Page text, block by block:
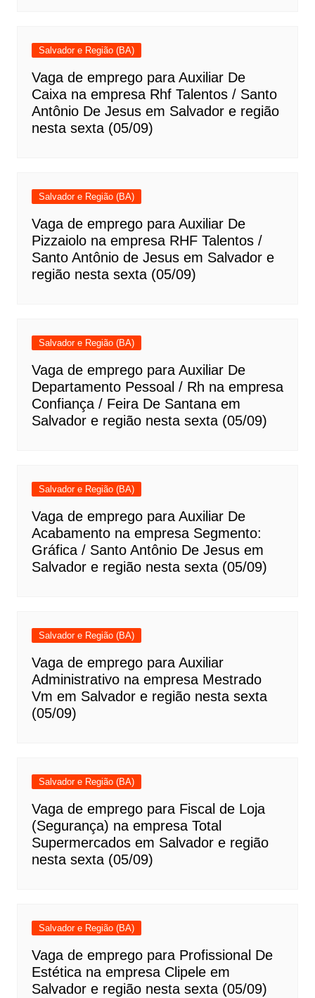
Salvador e Região (BA)
Vaga de emprego para Auxiliar De
Caixa na empresa Rhf Talentos / Santo
Antônio De Jesus em Salvador e região
nesta sexta (05/09)
Salvador e Região (BA)
Vaga de emprego para Auxiliar De
Pizzaiolo na empresa RHF Talentos /
Santo Antônio de Jesus em Salvador e
região nesta sexta (05/09)
Salvador e Região (BA)
Vaga de emprego para Auxiliar De
Departamento Pessoal / Rh na empresa
Confiança / Feira De Santana em
Salvador e região nesta sexta (05/09)
Salvador e Região (BA)
Vaga de emprego para Auxiliar De
Acabamento na empresa Segmento:
Gráfica / Santo Antônio De Jesus em
Salvador e região nesta sexta (05/09)
Salvador e Região (BA)
Vaga de emprego para Auxiliar
Administrativo na empresa Mestrado
Vm em Salvador e região nesta sexta
(05/09)
Salvador e Região (BA)
Vaga de emprego para Fiscal de Loja
(Segurança) na empresa Total
Supermercados em Salvador e região
nesta sexta (05/09)
Salvador e Região (BA)
Vaga de emprego para Profissional De
Estética na empresa Clipele em
Salvador e região nesta sexta (05/09)